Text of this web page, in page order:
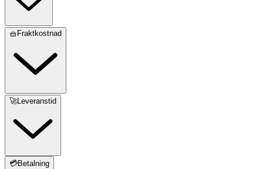
🧺Fraktkostnad
🚀Leveranstid
💳Betalning